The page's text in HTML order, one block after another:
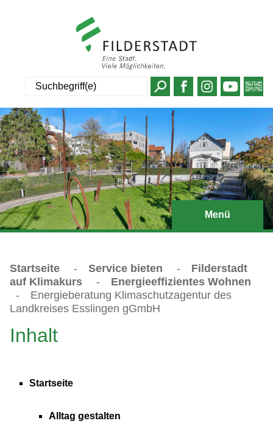
Menü
Startseite - Service bieten -
Filderstadt
auf Klimakurs
-
Energieeffizientes Wohnen
-
Energieberatung Klimaschutzagentur des
Landkreises Esslingen gGmbH
Inhalt
Startseite
Alltag gestalten